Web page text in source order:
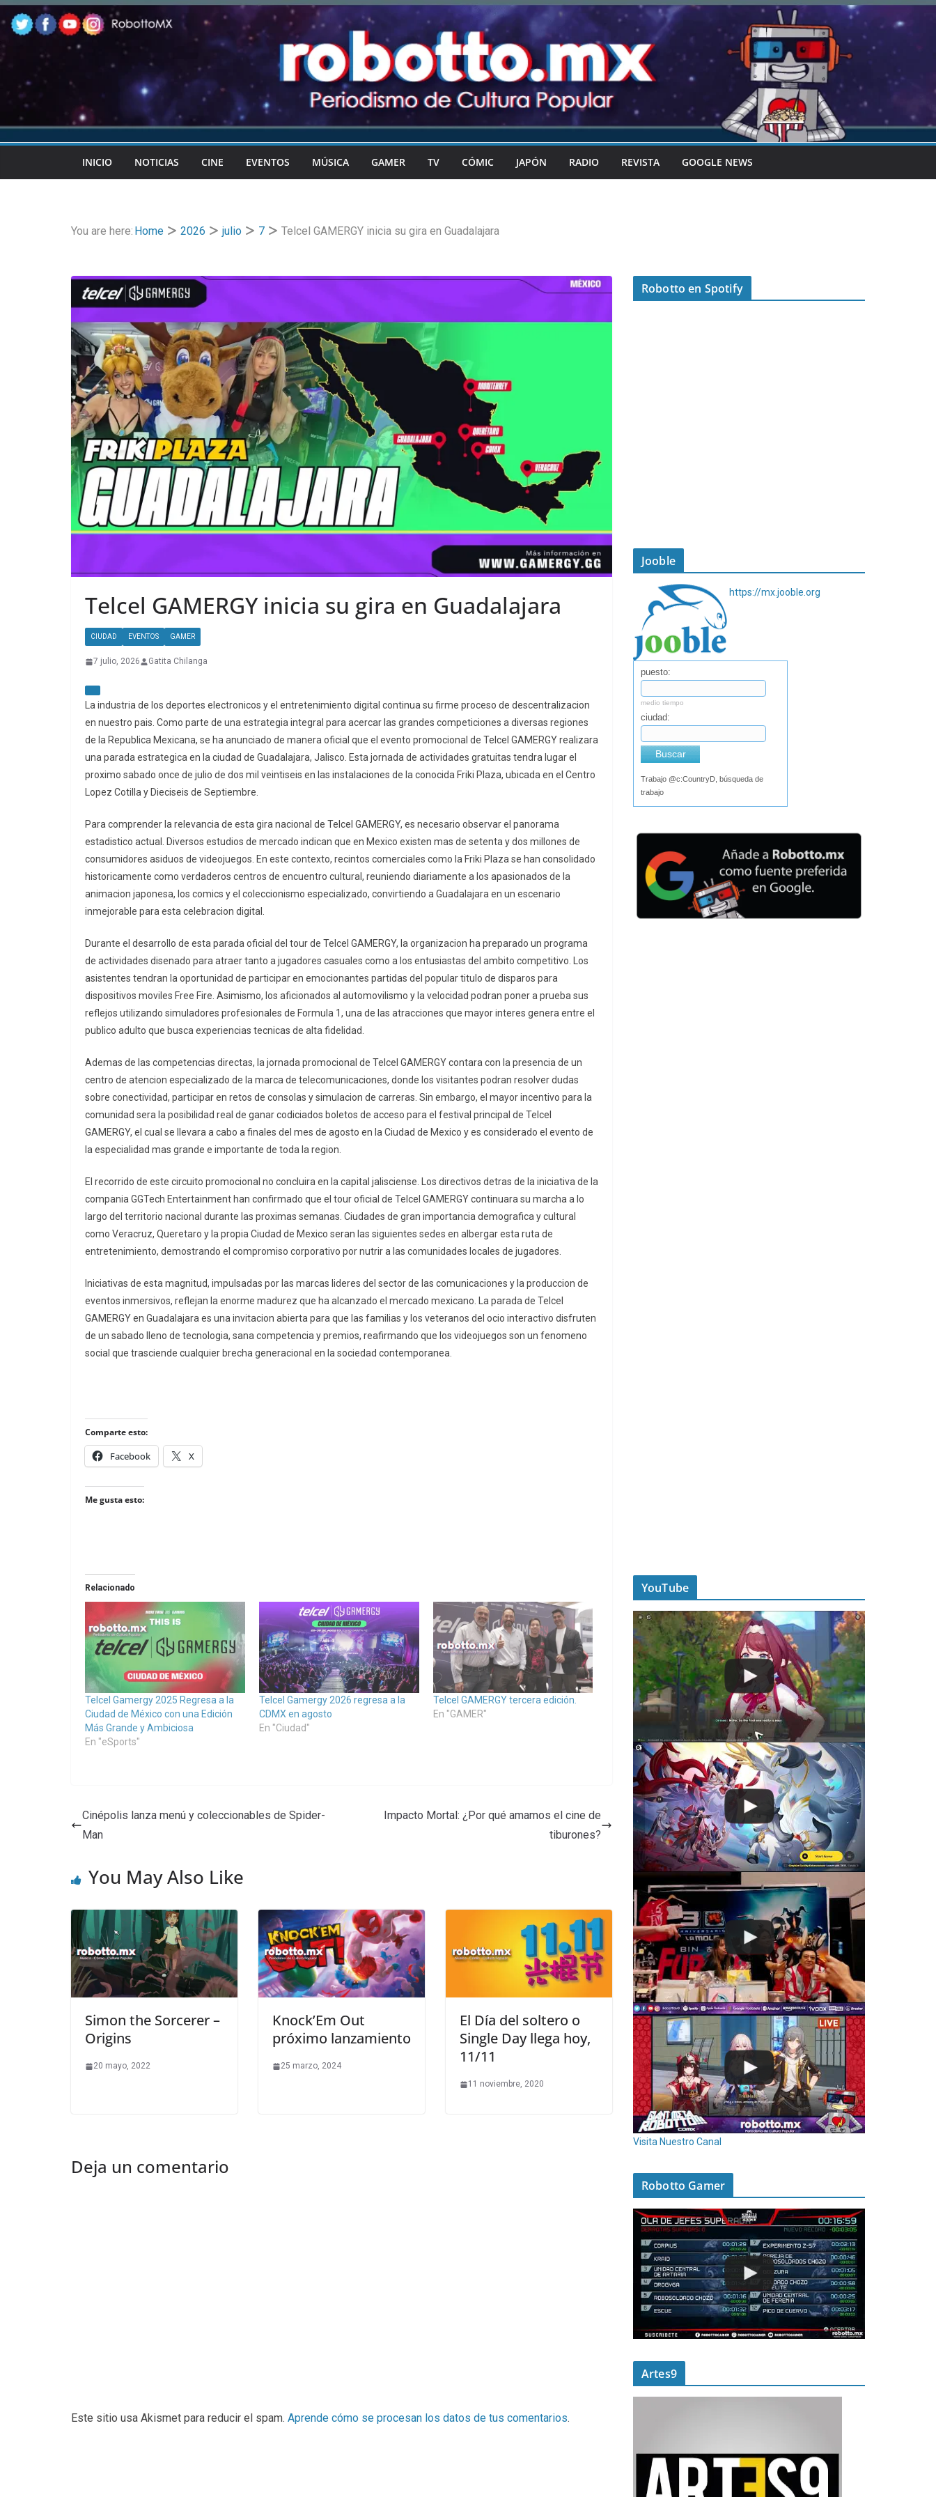
Skip
to
content
INICIO NOTICIAS CINE EVENTOS MÚSICA GAMER TV CÓMIC JAPÓN RADIO REVISTA GOOGLE NEWS
You are here: Home 2026 julio 7 Telcel GAMERGY inicia su gira en Guadalajara
Telcel GAMERGY inicia su gira en Guadalajara
CIUDAD EVENTOS GAMER
7 julio, 2026 Gatita Chilanga
La industria de los deportes electronicos y el entretenimiento digital continua su firme proceso de descentralizacion
en nuestro pais. Como parte de una estrategia integral para acercar las grandes competiciones a diversas regiones
de la Republica Mexicana, se ha anunciado de manera oficial que el evento promocional de Telcel GAMERGY realizara
una parada estrategica en la ciudad de Guadalajara, Jalisco. Esta jornada de actividades gratuitas tendra lugar el
proximo sabado once de julio de dos mil veintiseis en las instalaciones de la conocida Friki Plaza, ubicada en el Centro
Lopez Cotilla y Dieciseis de Septiembre.
Para comprender la relevancia de esta gira nacional de Telcel GAMERGY, es necesario observar el panorama
estadistico actual. Diversos estudios de mercado indican que en Mexico existen mas de setenta y dos millones de
consumidores asiduos de videojuegos. En este contexto, recintos comerciales como la Friki Plaza se han consolidado
historicamente como verdaderos centros de encuentro cultural, reuniendo diariamente a los apasionados de la
animacion japonesa, los comics y el coleccionismo especializado, convirtiendo a Guadalajara en un escenario
inmejorable para esta celebracion digital.
Durante el desarrollo de esta parada oficial del tour de Telcel GAMERGY, la organizacion ha preparado un programa
de actividades disenado para atraer tanto a jugadores casuales como a los entusiastas del ambito competitivo. Los
asistentes tendran la oportunidad de participar en emocionantes partidas del popular titulo de disparos para
dispositivos moviles Free Fire. Asimismo, los aficionados al automovilismo y la velocidad podran poner a prueba sus
reflejos utilizando simuladores profesionales de Formula 1, una de las atracciones que mayor interes genera entre el
publico adulto que busca experiencias tecnicas de alta fidelidad.
Ademas de las competencias directas, la jornada promocional de Telcel GAMERGY contara con la presencia de un
centro de atencion especializado de la marca de telecomunicaciones, donde los visitantes podran resolver dudas
sobre conectividad, participar en retos de consolas y simulacion de carreras. Sin embargo, el mayor incentivo para la
comunidad sera la posibilidad real de ganar codiciados boletos de acceso para el festival principal de Telcel
GAMERGY, el cual se llevara a cabo a finales del mes de agosto en la Ciudad de Mexico y es considerado el evento de
la especialidad mas grande e importante de toda la region.
El recorrido de este circuito promocional no concluira en la capital jalisciense. Los directivos detras de la iniciativa de la
compania GGTech Entertainment han confirmado que el tour oficial de Telcel GAMERGY continuara su marcha a lo
largo del territorio nacional durante las proximas semanas. Ciudades de gran importancia demografica y cultural
como Veracruz, Queretaro y la propia Ciudad de Mexico seran las siguientes sedes en albergar esta ruta de
entretenimiento, demostrando el compromiso corporativo por nutrir a las comunidades locales de jugadores.
Iniciativas de esta magnitud, impulsadas por las marcas lideres del sector de las comunicaciones y la produccion de
eventos inmersivos, reflejan la enorme madurez que ha alcanzado el mercado mexicano. La parada de Telcel
GAMERGY en Guadalajara es una invitacion abierta para que las familias y los veteranos del ocio interactivo disfruten
de un sabado lleno de tecnologia, sana competencia y premios, reafirmando que los videojuegos son un fenomeno
social que trasciende cualquier brecha generacional en la sociedad contemporanea.
Comparte esto:
Facebook X
Me gusta esto:
Relacionado
Telcel Gamergy 2025 Regresa a la
Ciudad de México con una Edición
Más Grande y Ambiciosa
En "eSports"
Telcel Gamergy 2026 regresa a la
CDMX en agosto
En "Ciudad"
Telcel GAMERGY tercera edición.
En "GAMER"
Cinépolis lanza menú y coleccionables de Spider-
Man
Impacto Mortal: ¿Por qué amamos el cine de
tiburones?
You May Also Like
Simon the Sorcerer –
Origins
20 mayo, 2022
Knock’Em Out
próximo lanzamiento
25 marzo, 2024
El Día del soltero o
Single Day llega hoy,
11/11
11 noviembre, 2020
Deja un comentario
Este sitio usa Akismet para reducir el spam. Aprende cómo se procesan los datos de tus comentarios.
Robotto en Spotify
Jooble
https://mx.jooble.org
puesto:
medio tiempo
ciudad:
Buscar
Trabajo @c:CountryD, búsqueda de
trabajo
YouTube
Visita Nuestro Canal
Robotto Gamer
Artes9